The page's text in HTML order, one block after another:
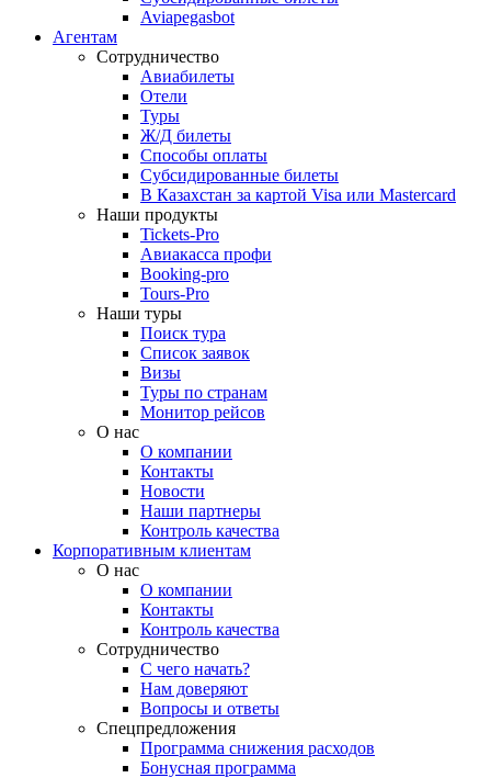
Aviapegasbot
Агентам
Сотрудничество
Авиабилеты
Отели
Туры
Ж/Д билеты
Способы оплаты
Субсидированные билеты
В Казахстан за картой Visa или Masterсard
Наши продукты
Tickets-Pro
Авиакасса профи
Booking-pro
Tours-Pro
Наши туры
Поиск тура
Список заявок
Визы
Туры по странам
Монитор рейсов
О нас
О компании
Контакты
Новости
Наши партнеры
Контроль качества
Корпоративным клиентам
О нас
О компании
Контакты
Контроль качества
Сотрудничество
С чего начать?
Нам доверяют
Вопросы и ответы
Спецпредложения
Программа снижения расходов
Бонусная программа